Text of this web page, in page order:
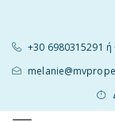
+30 6980315291